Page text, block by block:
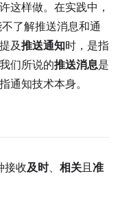
这样做。在实践中，
了解推送消息和通
及推送通知时，是指
们所说的推送消息是
通知技术本身。
接收及时、 相关且准